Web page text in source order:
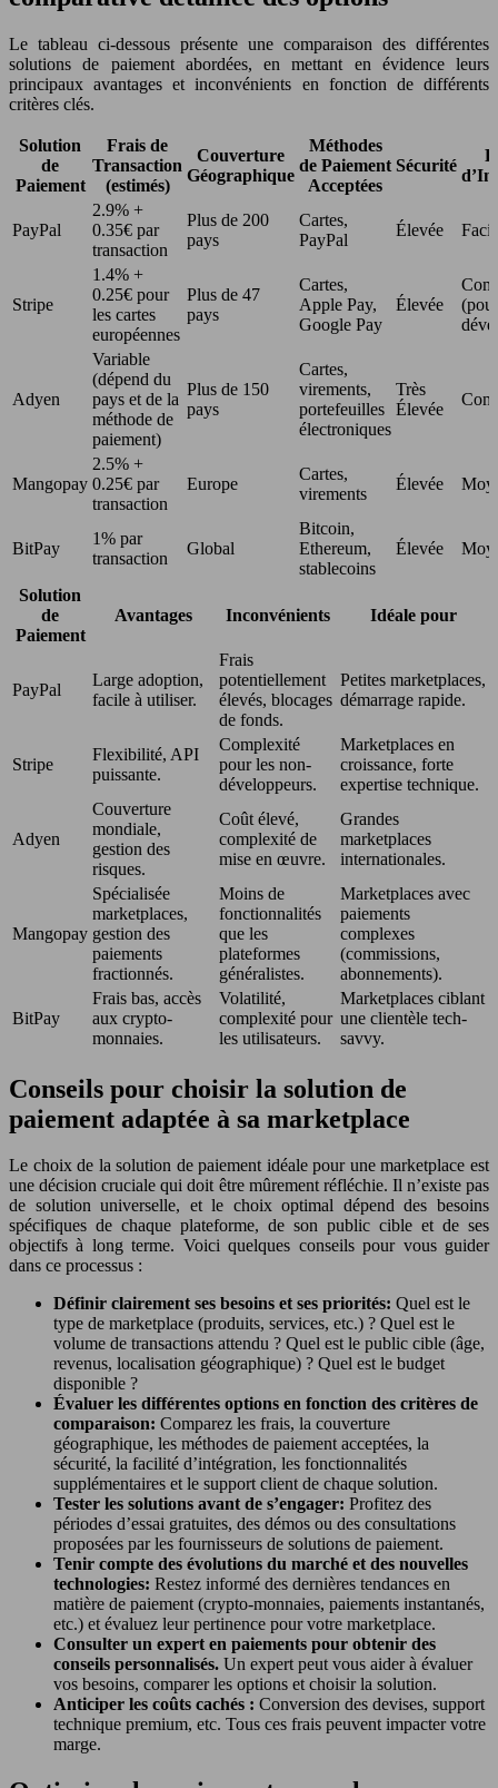
Le tableau ci-dessous présente une comparaison des différentes
solutions de paiement abordées, en mettant en évidence leurs
principaux avantages et inconvénients en fonction de différents
critères clés.
Solution
de
Paiement
Frais de
Transaction
(estimés)
Couverture
Géographique
Méthodes
de Paiement
Acceptées
Sécurité
PayPal
2.9% +
0.35€ par
transaction
Plus de 200
pays
Cartes,
PayPal
Élevée
Stripe
1.4% +
0.25€ pour
les cartes
européennes
Plus de 47
pays
Cartes,
Apple Pay,
Google Pay
Élevée
Adyen
Variable
(dépend du
pays et de la
méthode de
paiement)
Plus de 150
pays
Cartes,
virements,
portefeuilles
électroniques
Très
Élevée
Mangopay
2.5% +
0.25€ par
transaction
Europe
Cartes,
virements
Élevée
BitPay
1% par
transaction
Global
Bitcoin,
Ethereum,
stablecoins
Élevée
Solution
de
Paiement
Avantages Inconvénients Idéale pour
PayPal
Large adoption,
facile à utiliser.
Frais
potentiellement
élevés, blocages
de fonds.
Petites marketplaces,
démarrage rapide.
Stripe
Flexibilité, API
puissante.
Complexité
pour les non-
développeurs.
Marketplaces en
croissance, forte
expertise technique.
Adyen
Couverture
mondiale,
gestion des
risques.
Coût élevé,
complexité de
mise en œuvre.
Grandes
marketplaces
internationales.
Mangopay
Spécialisée
marketplaces,
gestion des
paiements
fractionnés.
Moins de
fonctionnalités
que les
plateformes
généralistes.
Marketplaces avec
paiements
complexes
(commissions,
abonnements).
BitPay
Frais bas, accès
aux crypto-
monnaies.
Volatilité,
complexité pour
les utilisateurs.
Marketplaces ciblant
une clientèle tech-
savvy.
Conseils pour choisir la solution de
paiement adaptée à sa marketplace
Le choix de la solution de paiement idéale pour une marketplace est
une décision cruciale qui doit être mûrement réfléchie. Il n’existe pas
de solution universelle, et le choix optimal dépend des besoins
spécifiques de chaque plateforme, de son public cible et de ses
objectifs à long terme. Voici quelques conseils pour vous guider
dans ce processus :
Définir clairement ses besoins et ses priorités: Quel est le
type de marketplace (produits, services, etc.) ? Quel est le
volume de transactions attendu ? Quel est le public cible (âge,
revenus, localisation géographique) ? Quel est le budget
disponible ?
Évaluer les différentes options en fonction des critères de
comparaison: Comparez les frais, la couverture
géographique, les méthodes de paiement acceptées, la
sécurité, la facilité d’intégration, les fonctionnalités
supplémentaires et le support client de chaque solution.
Tester les solutions avant de s’engager: Profitez des
périodes d’essai gratuites, des démos ou des consultations
proposées par les fournisseurs de solutions de paiement.
Tenir compte des évolutions du marché et des nouvelles
technologies: Restez informé des dernières tendances en
matière de paiement (crypto-monnaies, paiements instantanés,
etc.) et évaluez leur pertinence pour votre marketplace.
Consulter un expert en paiements pour obtenir des
conseils personnalisés. Un expert peut vous aider à évaluer
vos besoins, comparer les options et choisir la solution.
Anticiper les coûts cachés : Conversion des devises, support
technique premium, etc. Tous ces frais peuvent impacter votre
marge.